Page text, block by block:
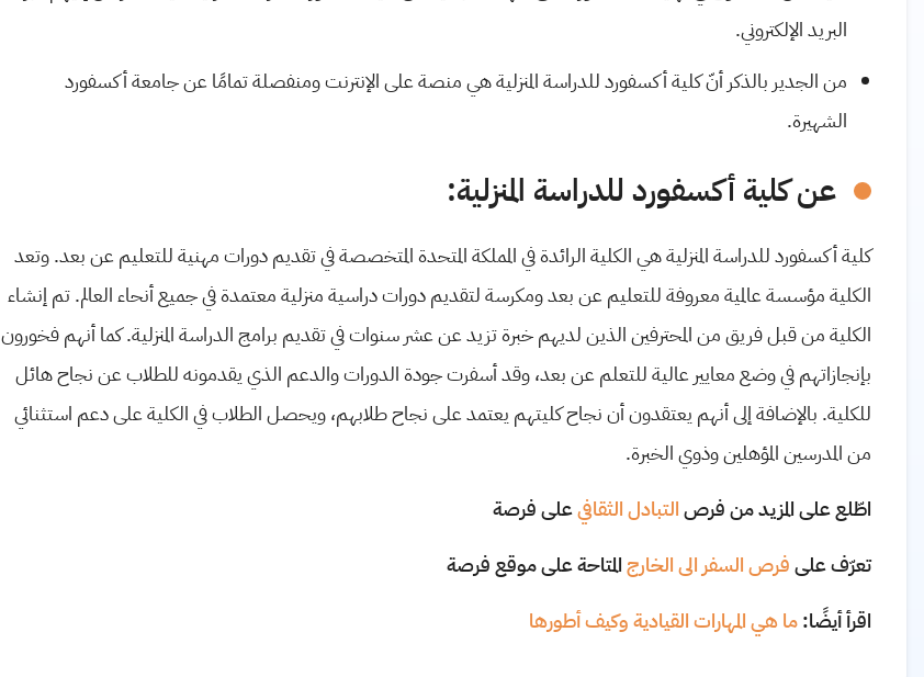
البريد الإلكتروني.
من الجدير بالذكر أنّ كلية أكسفورد للدراسة المنزلية هي منصة على الإنترنت ومنفصلة تمامًا عن جامعة أكسفورد
الشهيرة.
عن كلية أكسفورد للدراسة المنزلية:
كلية أكسفورد للدراسة المنزلية هي الكلية الرائدة في المملكة المتحدة المتخصصة في تقديم دورات مهنية للتعليم عن بعد. وتعد
الكلية مؤسسة عالمية معروفة للتعليم عن بعد ومكرسة لتقديم دورات دراسية منزلية معتمدة في جميع أنحاء العالم. تم إنشاء
الكلية من قبل فريق من المحترفين الذين لديهم خبرة تزيد عن عشر سنوات في تقديم برامج الدراسة المنزلية. كما أنهم فخورون
بإنجازاتهم في وضع معايير عالية للتعلم عن بعد، وقد أسفرت جودة الدورات والدعم الذي يقدمونه للطلاب عن نجاح هائل
للكلية. بالإضافة إلى أنهم يعتقدون أن نجاح كليتهم يعتمد على نجاح طلابهم، ويحصل الطلاب في الكلية على دعم استثنائي
من المدرسين المؤهلين وذوي الخبرة.
اطّلع على المزيد من فرصالتبادل الثقافيعلى فرصة
تعرّف علىفرص السفر الى الخارجالمتاحة على موقع فرصة
اقرأ أيضًا:ما هي المهارات القيادية وكيف أطورها